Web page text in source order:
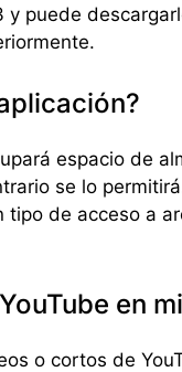
y puede
espacio de
se lo
de acceso a
en
o cortos de